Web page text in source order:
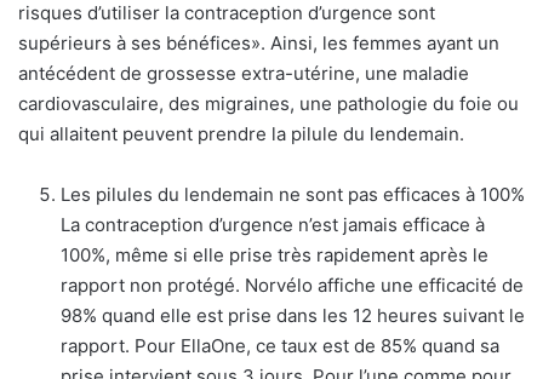
risques d’utiliser la contraception d’urgence sont
supérieurs à ses bénéfices». Ainsi, les femmes ayant un
antécédent de grossesse extra-utérine, une maladie
cardiovasculaire, des migraines, une pathologie du foie ou
qui allaitent peuvent prendre la pilule du lendemain.
Les pilules du lendemain ne sont pas efficaces à 100%
La contraception d’urgence n’est jamais efficace à
100%, même si elle prise très rapidement après le
rapport non protégé. Norvélo affiche une efficacité de
98% quand elle est prise dans les 12 heures suivant le
rapport. Pour EllaOne, ce taux est de 85% quand sa